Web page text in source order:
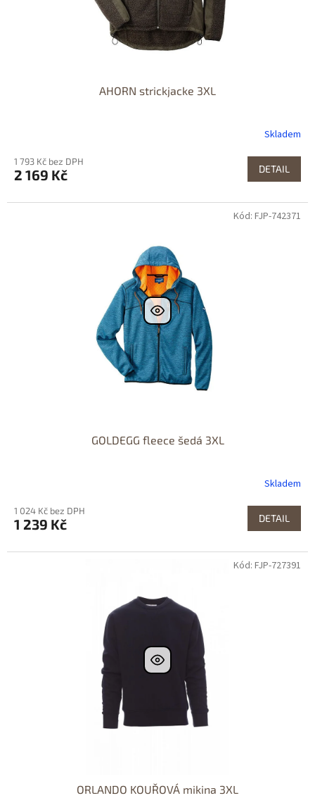
AHORN strickjacke 3XL
Skladem
1 793 Kč bez DPH
2 169 Kč DETAIL
GOLDEGG fleece šedá 3XL
Skladem
1 024 Kč bez DPH
1 239 Kč DETAIL
Kód: FJP-742371
ORLANDO KOUŘOVÁ mikina 3XL
Kód: FJP-727391